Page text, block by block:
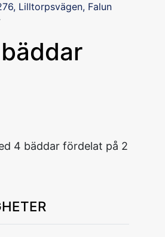
Lilltorpsvägen, Falun
4 bäddar fördelat på 2